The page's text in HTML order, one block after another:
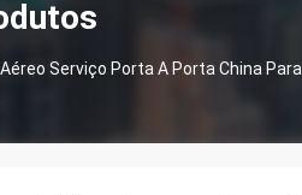
Serviço Porta A Porta China Para